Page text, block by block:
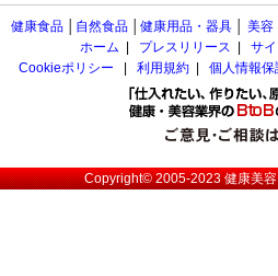
健康食品 自然食品 健康用品・器具 美容
ホーム
プレスリリース
サ
Cookieポリシー
利用規約 個人情報
Copyright© 2005-2023健康美